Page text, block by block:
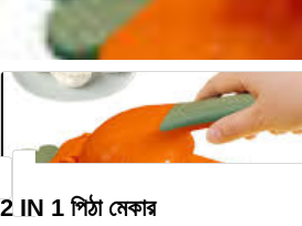
2 IN 1 পিঠা মেকার